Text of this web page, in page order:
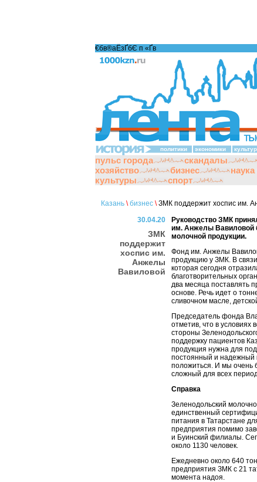
€бв®аЁзҐбЄ п «Ґ­в
политики экономики
пульс города скандалы
хозяйство
бизнес
культуры
спорт
Казань \ бизнес \ЗМК поддержит хоспис им.
30.04.20
ЗМК
поддержит
хоспис им.
Анжелы
Вавиловой
Руководство ЗМК
им. Анжелы Вавиловой
молочной продукции.
Фонд им. Анжелы
продукцию у ЗМК. В
которая сегодня
благотворительных
два месяца поставлять
основе. Речь идет о
сливочном масле,
Председатель фонда
отметив, что в условиях
стороны
поддержку пациентов
продукция нужна для
постоянный и надежный
положиться. И мы очень
сложный для всех
Справка
Зеленодольский
единственный
питания в Татарстане
предприятия помимо
и Буинский филиалы.
около 1130 человек.
Ежедневно около 640
предприятия ЗМК с 21
момента надоя.